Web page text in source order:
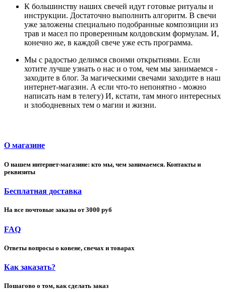
К большинству наших свечей идут готовые ритуалы и
инструкции. Достаточно выполнить алгоритм. В свечи
уже заложены специально подобранные композиции из
трав и масел по проверенным колдовским формулам. И,
конечно же, в каждой свече уже есть программа.
Мы с радостью делимся своими открытиями. Если
хотите лучше узнать о нас и о том, чем мы занимаемся -
заходите в блог. За магическими свечами заходите в наш
интернет-магазин. А если что-то непонятно - можно
написать нам в телегу) И, кстати, там много интересных
и злободневных тем о магии и жизни.
О магазине
О нашем интернет-магазине: кто мы, чем занимаемся. Контакты и
реквизиты
Бесплатная доставка
На все почтовые заказы от 3000 руб
FAQ
Ответы вопросы о ковене, свечах и товарах
Как заказать?
Пошагово о том, как сделать заказ